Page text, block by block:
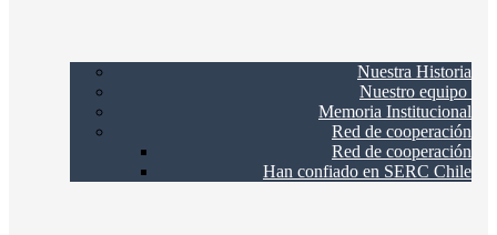
Nuestra Historia
Nuestro equipo
Memoria Institucional
Red de cooperación
Red de cooperación
Han confiado en SERC Chile